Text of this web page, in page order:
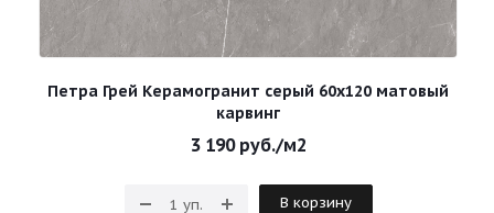
Петра Грей Керамогранит серый 60х120 матовый
карвинг
3 190руб./м2
В корзину